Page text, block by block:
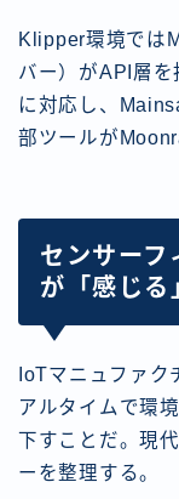
Klipper環境では
バー）がAPI層
に対応し、
部ツールが
センサーフ
が「感じる
IoTマニュファク
アルタイムで環
下すことだ。現
ーを整理する。